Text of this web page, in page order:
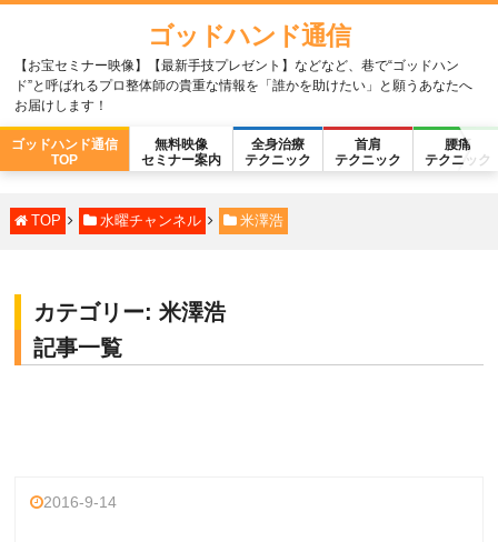
ゴッドハンド通信
【お宝セミナー映像】【最新手技プレゼント】などなど、巷で“ゴッドハン
ド”と呼ばれるプロ整体師の貴重な情報を「誰かを助けたい」と願うあなたへ
お届けします！
ゴッドハンド通信
TOP
無料映像
セミナー案内
全身治療
テクニック
首肩
テクニック
腰痛
テクニック
TOP 水曜チャンネル 米澤浩
カテゴリー: 米澤浩
記事一覧
2016-9-14